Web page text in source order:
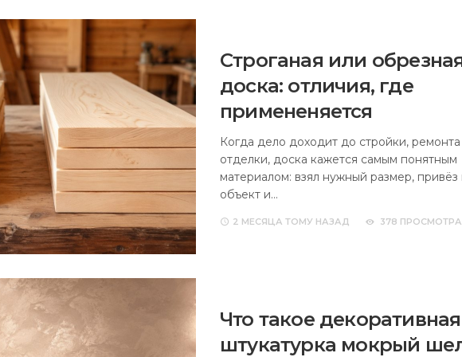
Строганая или
доска: отличия, где
примененяется
Когда дело доходит до стройки,
отделки, доска кажется самым понятным
материалом: взял нужный размер, привёз
объект и…
2 МЕСЯЦА ТОМУ НАЗАД 378 ПРОСМОТРА
Что такое декоративная
штукатурка мокрый